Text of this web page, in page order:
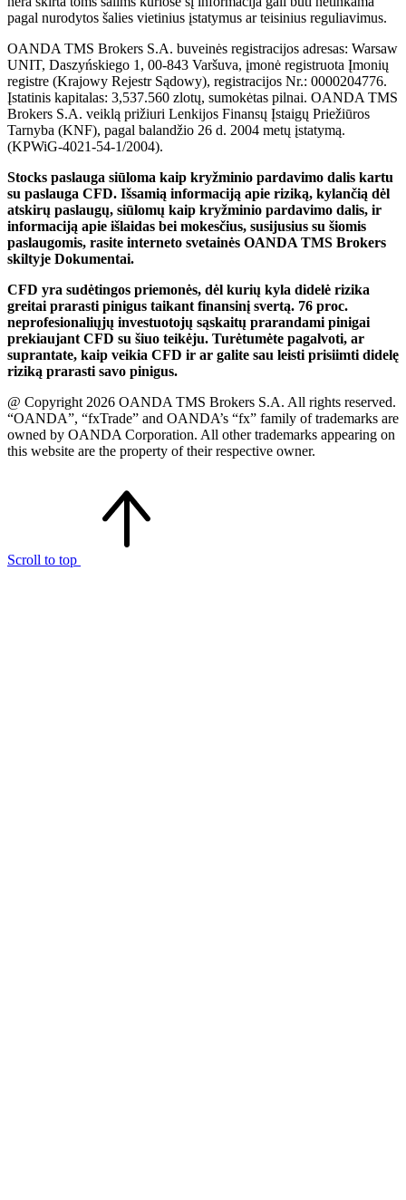
pagal nurodytos šalies vietinius įstatymus ar teisinius reguliavimus.
OANDA TMS Brokers S.A. buveinės registracijos adresas: Warsaw
UNIT, Daszyńskiego 1, 00-843 Varšuva, įmonė registruota Įmonių
registre (Krajowy Rejestr Sądowy), registracijos Nr.: 0000204776.
Įstatinis kapitalas: 3,537.560 zlotų, sumokėtas pilnai. OANDA TMS
Brokers S.A. veiklą prižiuri Lenkijos Finansų Įstaigų Priežiūros
Tarnyba (KNF), pagal balandžio 26 d. 2004 metų įstatymą.
(KPWiG-4021-54-1/2004).
Stocks paslauga siūloma kaip kryžminio pardavimo dalis kartu
su paslauga CFD. Išsamią informaciją apie riziką, kylančią dėl
atskirų paslaugų, siūlomų kaip kryžminio pardavimo dalis, ir
informaciją apie išlaidas bei mokesčius, susijusius su šiomis
paslaugomis, rasite interneto svetainės OANDA TMS Brokers
skiltyje Dokumentai.
CFD yra sudėtingos priemonės, dėl kurių kyla didelė rizika
greitai prarasti pinigus taikant finansinį svertą. 76 proc.
neprofesionaliųjų investuotojų sąskaitų prarandami pinigai
prekiaujant CFD su šiuo teikėju. Turėtumėte pagalvoti, ar
suprantate, kaip veikia CFD ir ar galite sau leisti prisiimti didelę
riziką prarasti savo pinigus.
@ Copyright 2026 OANDA TMS Brokers S.A. All rights reserved.
“OANDA”, “fxTrade” and OANDA’s “fx” family of trademarks are
owned by OANDA Corporation. All other trademarks appearing on
this website are the property of their respective owner.
Scroll to top